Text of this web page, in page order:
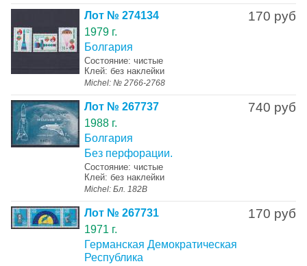
170 руб
Лот № 274134
1979 г.
Болгария
Состояние: чистые
Клей: без наклейки
Michel: № 2766-2768
740 руб
Лот № 267737
1988 г.
Болгария
Без перфорации.
Состояние: чистые
Клей: без наклейки
Michel: Бл. 182В
170 руб
Лот № 267731
1971 г.
Германская Демократическая
Республика